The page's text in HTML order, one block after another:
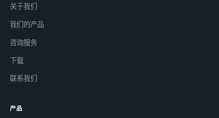
关于我们
我们的产品
咨询服务
下载
联系我们
产品